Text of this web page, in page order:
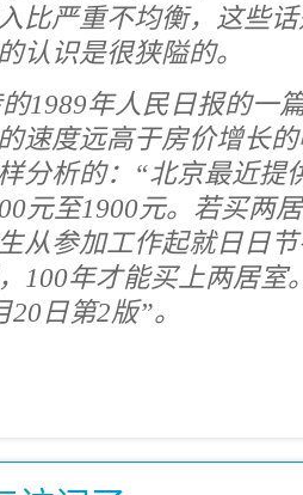
比严重不均衡，这些
认识是很狭隘的。
1989年人民日报的一
速度远高于房价增长
分析的：“北京最近提
元至1900元。若买两
从参加工作起就日日
100年才能买上两居室
日第2版”。